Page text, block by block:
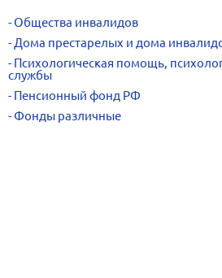
Общества инвалидов
Дома престарелых и дома
Психологическая помощь,
службы
Пенсионный фонд РФ
Фонды различные